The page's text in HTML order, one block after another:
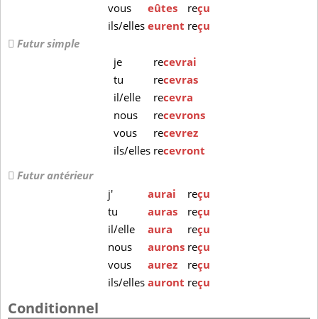
vous
eûtes reçu
ils/elleseurent reçu
Futur simple
je
recevrai
tu
recevras
il/elle
recevra
nous
recevrons
vous
recevrez
ils/elles recevront
Futur antérieur
j'
aurai reçu
tu
auras reçu
il/elle
aura reçu
nous
aurons reçu
vous
aurez reçu
ils/ellesauront reçu
Conditionnel